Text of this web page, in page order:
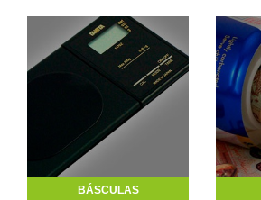
BÁSCULAS